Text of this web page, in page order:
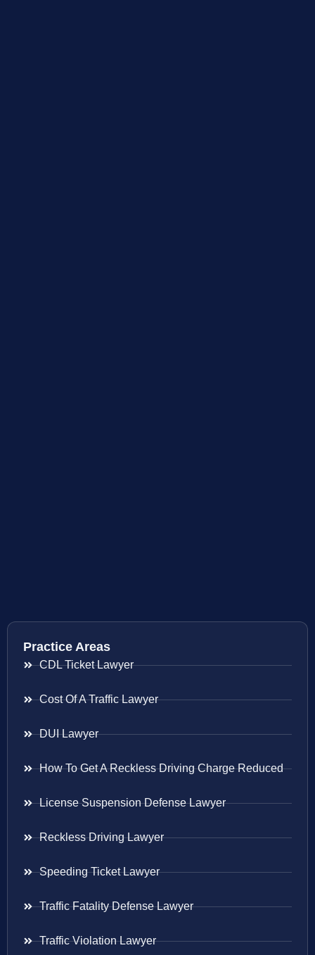
Practice Areas
CDL Ticket Lawyer
Cost Of A Traffic Lawyer
DUI Lawyer
How To Get A Reckless Driving Charge Reduced
License Suspension Defense Lawyer
Reckless Driving Lawyer
Speeding Ticket Lawyer
Traffic Fatality Defense Lawyer
Traffic Violation Lawyer